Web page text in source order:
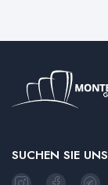
SUCHEN SIE UNS